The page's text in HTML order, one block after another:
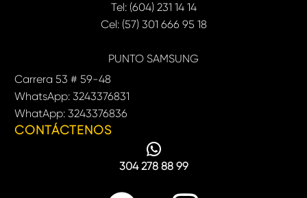
Tel: (604) 231 14 14
Cel: (57) 301 666 95 18
PUNTO SAMSUNG
Carrera 53 # 59-48
WhatsApp: 3243376831
WhatApp: 3243376836
CONTÁCTENOS
304 278 88 99